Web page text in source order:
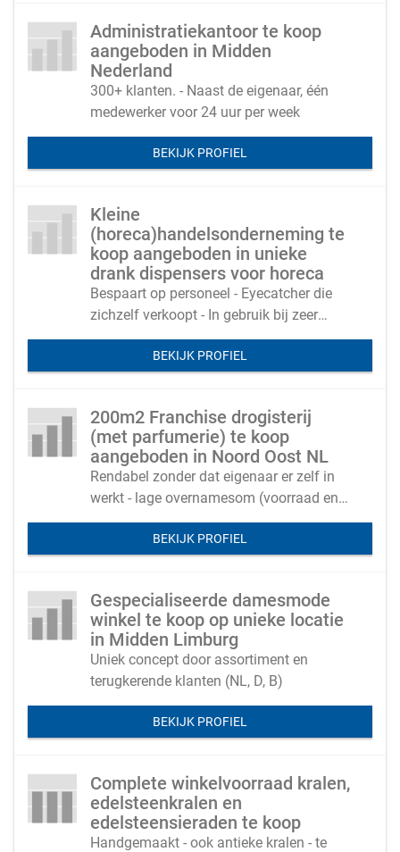
Administratiekantoor te koop
aangeboden in Midden
Nederland
300+ klanten. - Naast de eigenaar, één
medewerker voor 24 uur per week
BEKIJK PROFIEL
Kleine
(horeca)handelsonderneming te
koop aangeboden in unieke
drank dispensers voor horeca
Bespaart op personeel - Eyecatcher die
zichzelf verkoopt - In gebruik bij zeer
succesvolle horecazaken - snelle
terugverdientijdBEKIJK PROFIEL
200m2 Franchise drogisterij
(met parfumerie) te koop
aangeboden in Noord Oost NL
Rendabel zonder dat eigenaar er zelf in
werkt - lage overnamesom (voorraad en
inventaris) - huurpand op een A locatie.
BEKIJK PROFIEL
Gespecialiseerde damesmode
winkel te koop op unieke locatie
in Midden Limburg
Uniek concept door assortiment en
terugkerende klanten (NL, D, B)
BEKIJK PROFIEL
Complete winkelvoorraad kralen,
edelsteenkralen en
edelsteensieraden te koop
Handgemaakt - ook antieke kralen - te